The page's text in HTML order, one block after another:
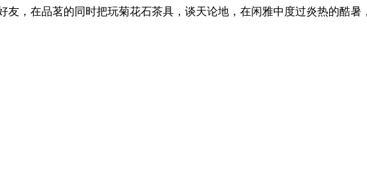
友，在品茗的同时把玩菊花石茶具，谈天论地，在闲雅中度过炎热的酷